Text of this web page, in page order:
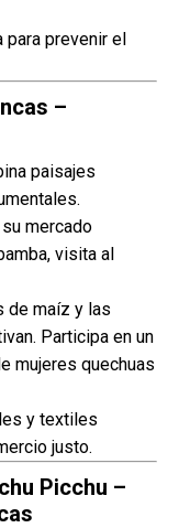
para prevenir el
–
paisajes
mercado
visita al
de maíz y las
Participa en un
mujeres quechuas
y textiles
justo.
Picchu –